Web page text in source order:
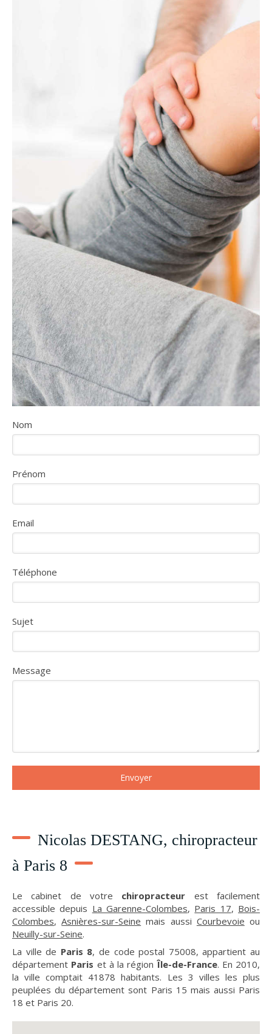
Nom
Prénom
Email
Téléphone
Sujet
Message
Envoyer
Nicolas DESTANG, chiropracteur
à Paris 8
Le cabinet de votre chiropracteur est facilement
accessible depuis La Garenne-Colombes, Paris 17, Bois-
Colombes,Asnières-sur-Seine mais aussi Courbevoie ou
Neuilly-sur-Seine.
La ville de Paris 8, de code postal 75008, appartient au
département Paris et à la régionÎle-de-France. En 2010,
la ville comptait 41878 habitants. Les 3 villes les plus
peuplées du département sont Paris 15 mais aussi Paris
18 et Paris 20.